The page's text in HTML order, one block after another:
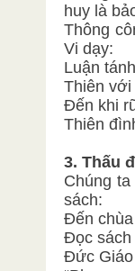
huy là
Thông
Vi dạy:
Luận
Thiên với
Đến khi
Thiên
3. Thấu
Chúng
sách:
Đến
Đọc sách
Đức Giáo